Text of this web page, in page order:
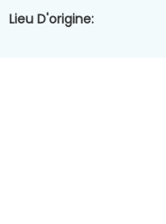
Lieu D'origine: